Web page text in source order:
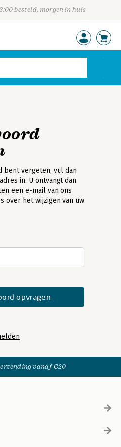
besteld, morgen in huis
bent vergeten, vul dan
in. U ontvangt dan
een e-mail van ons
over het wijzigen van uw
vanaf €20